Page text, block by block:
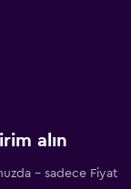
alın
- sadece Fiyat